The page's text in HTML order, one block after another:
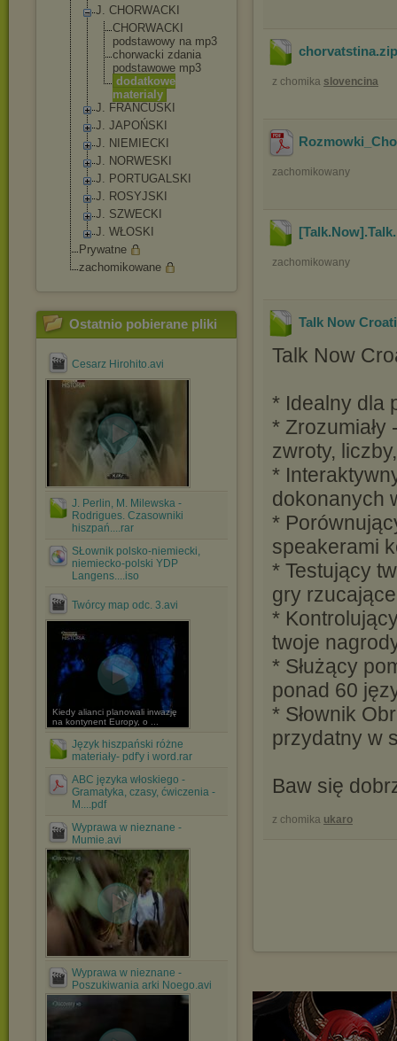
J. CHORWACKI
CHORWACKI
podstawowy na mp3
chorwacki zdania
podstawowe mp3
dodatkowe
materialy
J. FRANCUSKI
J. JAPOŃSKI
J. NIEMIECKI
J. NORWESKI
J. PORTUGALSKI
J. ROSYJSKI
J. SZWECKI
J. WŁOSKI
Prywatne
zachomikowane
Ostatnio pobierane pliki
Cesarz Hirohito.avi
J. Perlin, M. Milewska -
Rodrigues. Czasowniki
hiszpań....rar
SŁownik polsko-niemiecki,
niemiecko-polski YDP
Langens....iso
Twórcy map odc. 3.avi
Kiedy alianci planowali inwazję
na kontynent Europy, o ...
Język hiszpański różne
materiały- pdf'y i word.rar
ABC języka włoskiego -
Gramatyka, czasy, ćwiczenia -
M....pdf
Wyprawa w nieznane -
Mumie.avi
Wyprawa w nieznane -
Poszukiwania arki Noego.avi
chorvatstina
z chomika slovencina
zachomikowany
zachomikowany
Talk Now
Talk Now
* Idealny dla
* Zrozumiały
zwroty,
*
dokonanych
*
speakerami
* Testujący
gry
*
twoje
* Służący
ponad 60
* Słownik
przydatny w
Baw się
z chomika ukaro